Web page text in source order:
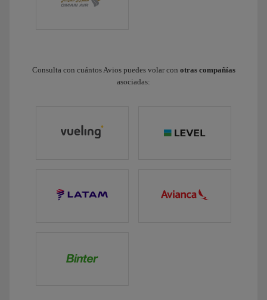
Consulta con cuántos Avios puedes volar con otras compañías
asociadas: